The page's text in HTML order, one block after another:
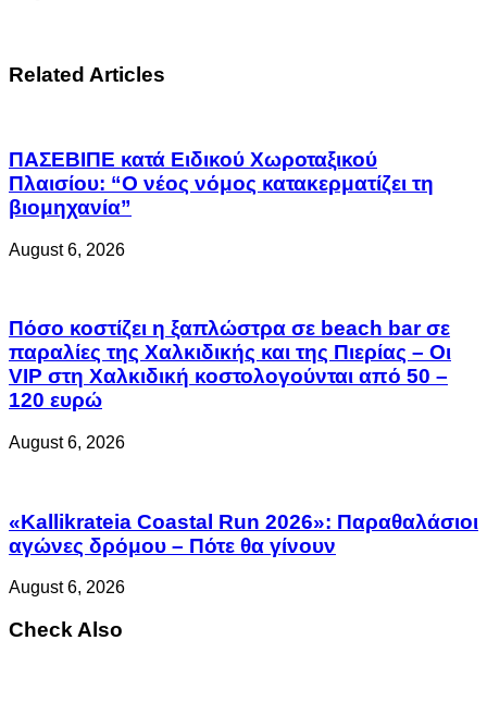
Related Articles
ΠΑΣΕΒΙΠΕ κατά Ειδικού Χωροταξικού
Πλαισίου: “Ο νέος νόμος κατακερματίζει τη
βιομηχανία”
August 6, 2026
Πόσο κοστίζει η ξαπλώστρα σε beach bar σε
παραλίες της Χαλκιδικής και της Πιερίας – Οι
VIP στη Χαλκιδική κοστολογούνται από 50 –
120 ευρώ
August 6, 2026
«Kallikrateia Coastal Run 2026»: Παραθαλάσιοι
αγώνες δρόμου – Πότε θα γίνουν
August 6, 2026
Check Also